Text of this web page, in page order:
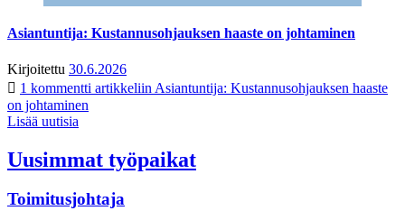
Asiantuntija: Kustannusohjauksen haaste on johtaminen
Kirjoitettu 30.6.2026
1 kommentti artikkeliin Asiantuntija: Kustannusohjauksen haaste
on johtaminen
Lisää uutisia
Uusimmat työpaikat
Toimitusjohtaja